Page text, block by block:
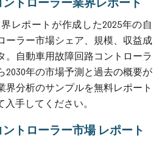
レポートが作成した2025年の自
ーラー市場シェア、規模、収益成
。自動車用故障回路コントローラ
2030年の市場予測と過去の概要が
界分析のサンプルを無料レポート
手してください。
トローラー市場 レポート